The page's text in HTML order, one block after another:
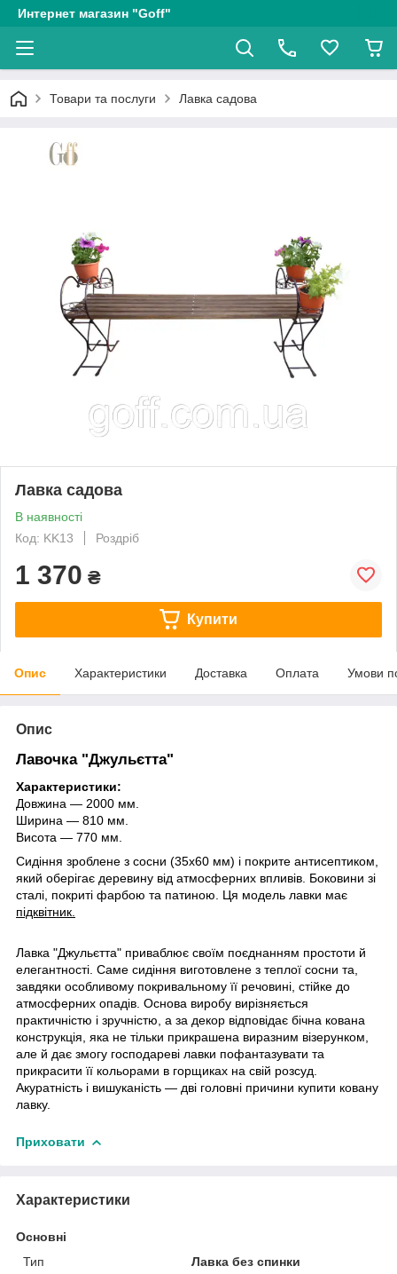
Интернет магазин "Goff"
Товари та послуги Лавка садова
Лавка садова
В наявності
Код: KK13
Роздріб
1 370 ₴
Купити
Опис Характеристики Доставка Оплата Умови
Опис
Лавочка "Джульєтта"
Характеристики:
Довжина — 2000 мм.
Ширина — 810 мм.
Висота — 770 мм.
Сидіння зроблене з сосни (35х60 мм) і покрите антисептиком,
який оберігає деревину від атмосферних впливів. Боковини зі
сталі, покриті фарбою та патиною. Ця модель лавки має
підквітник.
Лавка "Джульєтта" приваблює своїм поєднанням простоти й
елегантності. Саме сидіння виготовлене з теплої сосни та,
завдяки особливому покривальному її речовині, стійке до
атмосферних опадів. Основа виробу вирізняється
практичністю і зручністю, а за декор відповідає бічна кована
конструкція, яка не тільки прикрашена виразним візерунком,
але й дає змогу господареві лавки пофантазувати та
прикрасити її кольорами в горщиках на свій розсуд.
Акуратність і вишуканість — дві головні причини купити ковану
лавку.
Приховати
Характеристики
Основні
Тип
Лавка без спинки